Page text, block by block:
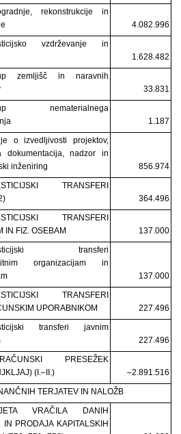
rekonstrukcije in
4.082.996
vzdrževanje in
1.628.482
zemljišč in naravnih
33.831
nematerialnega
1.187
o izvedljivosti projektov,
dokumentacija, nadzor in
inženiring
856.974
TRANSFERI
364.496
TRANSFERI
IN FIZ. OSEBAM
137.000
transferi
organizacijam in
137.000
TRANSFERI
UPORABNIKOM
227.496
transferi javnim
227.496
PRESEŽEK
(I.–II.)
–2.891.516
TERJATEV IN NALOŽB
VRAČILA DANIH
IN PRODAJA KAPITALSKIH